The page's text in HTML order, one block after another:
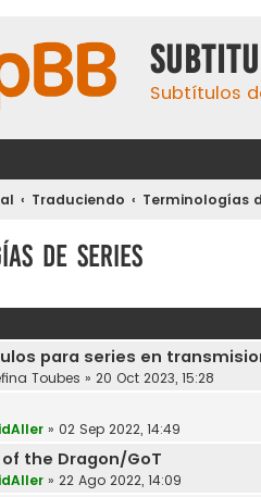
Subtítulos
Traduciendo Terminologías
de series
para series en
Toubes » 20 Oct 2023, 15:28
» 02 Sep 2022, 14:49
of the Dragon/GoT
» 22 Ago 2022, 14:09